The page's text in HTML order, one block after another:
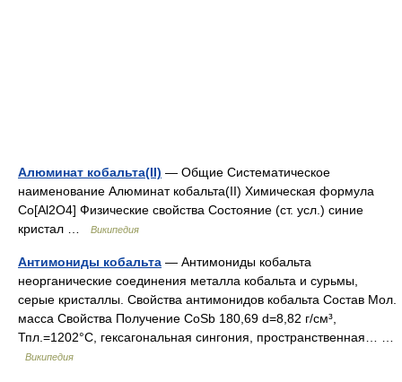
Алюминат кобальта(II) — Общие Систематическое
наименование Алюминат кобальта(II) Химическая формула
Co[Al2O4] Физические свойства Состояние (ст. усл.) синие
кристал …
Википедия
Антимониды кобальта — Антимониды кобальта
неорганические соединения металла кобальта и сурьмы,
серые кристаллы. Свойства антимонидов кобальта Состав Мол.
масса Свойства Получение CoSb 180,69 d=8,82 г/см³,
Тпл.=1202°С, гексагональная сингония, пространственная… …
Википедия